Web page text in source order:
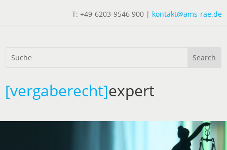
T: +49-6203-9546 900 | kontakt@ams-rae.de
[vergaberecht]expert